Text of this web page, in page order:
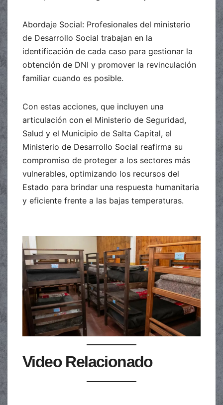
Abordaje Social: Profesionales del ministerio
de Desarrollo Social trabajan en la
identificación de cada caso para gestionar la
obtención de DNI y promover la revinculación
familiar cuando es posible.
Con estas acciones, que incluyen una
articulación con el Ministerio de Seguridad,
Salud y el Municipio de Salta Capital, el
Ministerio de Desarrollo Social reafirma su
compromiso de proteger a los sectores más
vulnerables, optimizando los recursos del
Estado para brindar una respuesta humanitaria
y eficiente frente a las bajas temperaturas.
Video Relacionado